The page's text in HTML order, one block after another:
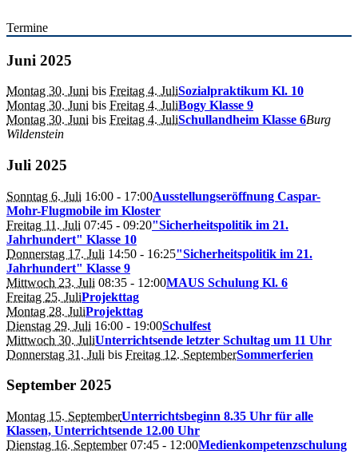
Termine
Juni 2025
Montag 30. Juni bis Freitag 4. JuliSozialpraktikum Kl. 10
Montag 30. Juni bis Freitag 4. JuliBogy Klasse 9
Montag 30. Juni bis Freitag 4. JuliSchullandheim Klasse 6Burg
Wildenstein
Juli 2025
Sonntag 6. Juli 16:00 - 17:00Ausstellungseröffnung Caspar-
Mohr-Flugmobile im Kloster
Freitag 11. Juli 07:45 - 09:20"Sicherheitspolitik im 21.
Jahrhundert" Klasse 10
Donnerstag 17. Juli 14:50 - 16:25"Sicherheitspolitik im 21.
Jahrhundert" Klasse 9
Mittwoch 23. Juli 08:35 - 12:00MAUS Schulung Kl. 6
Freitag 25. JuliProjekttag
Montag 28. JuliProjekttag
Dienstag 29. Juli 16:00 - 19:00Schulfest
Mittwoch 30. JuliUnterrichtsende letzter Schultag um 11 Uhr
Donnerstag 31. Juli bis Freitag 12. SeptemberSommerferien
September 2025
Montag 15. SeptemberUnterrichtsbeginn 8.35 Uhr für alle
Klassen, Unterrichtsende 12.00 Uhr
Dienstag 16. September07:45 - 12:00Medienkompetenzschulung